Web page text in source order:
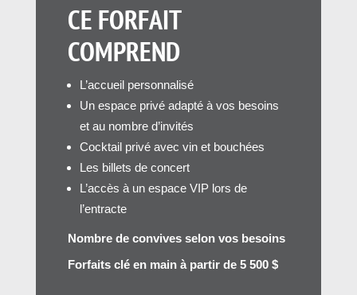
CE FORFAIT
COMPREND
L’accueil personnalisé
Un espace privé adapté à vos besoins
et au nombre d’invités
Cocktail privé avec vin et bouchées
Les billets de concert
L’accès à un espace VIP lors de
l’entracte
Nombre de convives selon vos besoins
Forfaits clé en main à partir de 5 500 $